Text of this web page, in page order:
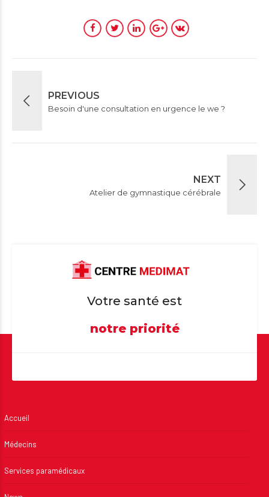
PREVIOUS
Besoin d'une consultation en urgence le we ?
NEXT
Atelier de gymnastique cérébrale
Votre santé est
notre priorité
Accueil
Médecins
Services paramédicaux